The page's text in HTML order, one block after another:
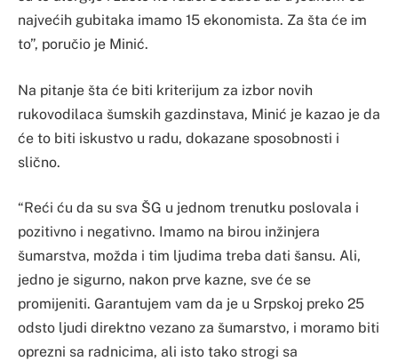
najvećih gubitaka imamo 15 ekonomista. Za šta će im
to”, poručio je Minić.
Na pitanje šta će biti kriterijum za izbor novih
rukovodilaca šumskih gazdinstava, Minić je kazao je da
će to biti iskustvo u radu, dokazane sposobnosti i
slično.
“Reći ću da su sva ŠG u jednom trenutku poslovala i
pozitivno i negativno. Imamo na birou inžinjera
šumarstva, možda i tim ljudima treba dati šansu. Ali,
jedno je sigurno, nakon prve kazne, sve će se
promijeniti. Garantujem vam da je u Srpskoj preko 25
odsto ljudi direktno vezano za šumarstvo, i moramo biti
oprezni sa radnicima, ali isto tako strogi sa